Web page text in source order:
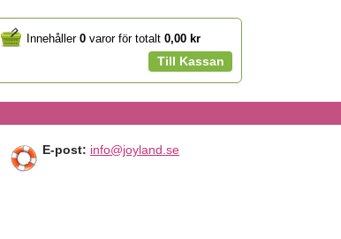
YourInnehåller 0 varor för totalt 0,00 kr
Till Kassan
E-post: info@joyland.se